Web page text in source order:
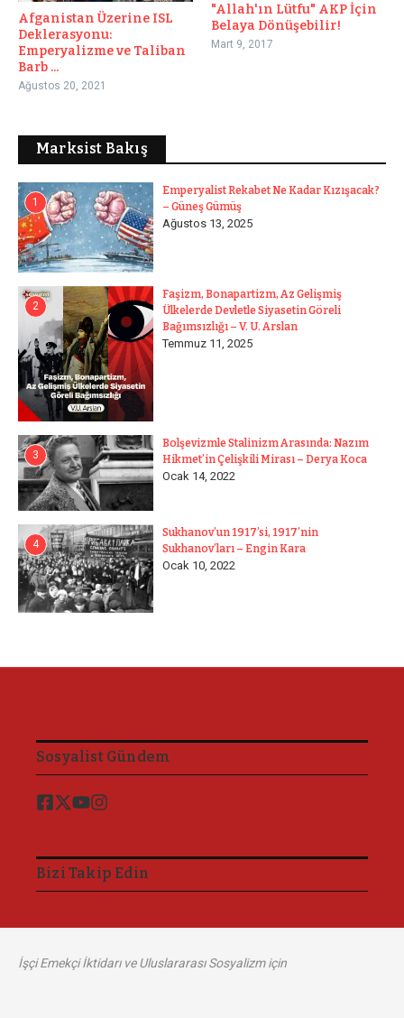
Afganistan Üzerine ISL
Deklerasyonu:
Emperyalizme ve Taliban
Barb ...
Ağustos 20, 2021
"Allah'ın Lütfu" AKP İçin
Belaya Dönüşebilir!
Mart 9, 2017
Marksist Bakış
1
Emperyalist Rekabet Ne Kadar Kızışacak?
– Güneş Gümüş
Ağustos 13, 2025
2
Faşizm, Bonapartizm, Az Gelişmiş
Ülkelerde Devletle Siyasetin Göreli
Bağımsızlığı – V. U. Arslan
Temmuz 11, 2025
3
Bolşevizmle Stalinizm Arasında: Nazım
Hikmet’in Çelişkili Mirası – Derya Koca
Ocak 14, 2022
4
Sukhanov’un 1917’si, 1917’nin
Sukhanov’ları – Engin Kara
Ocak 10, 2022
Sosyalist Gündem
Bizi Takip Edin
İşçi Emekçi İktidarı ve Uluslararası Sosyalizm için